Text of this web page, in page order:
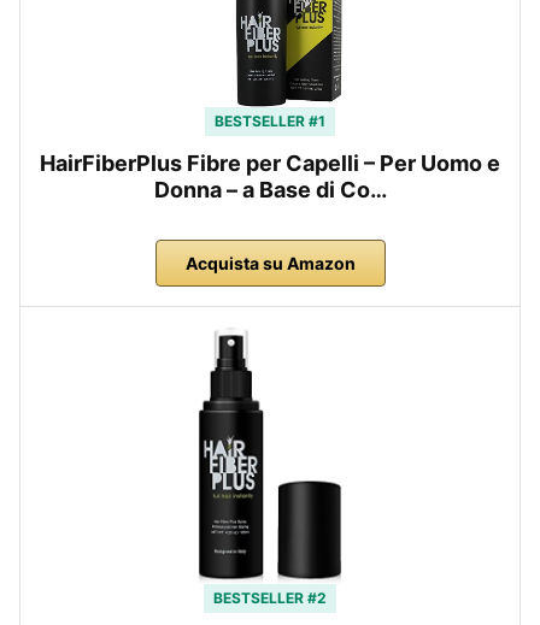
BESTSELLER #1
HairFiberPlus Fibre per Capelli – Per Uomo e
Donna – a Base di Co…
Acquista su Amazon
BESTSELLER #2